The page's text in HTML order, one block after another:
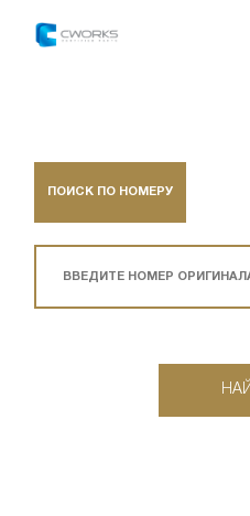
ПОИСК ПО НОМЕРУ